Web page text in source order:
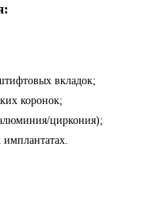
вкладок;
коронок;
циркония);